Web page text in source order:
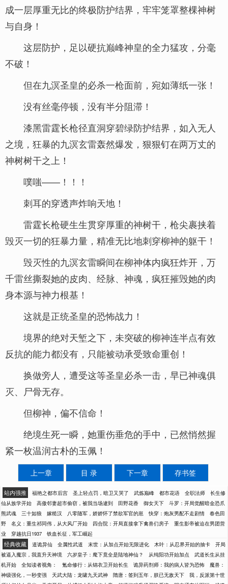
成一层厚重无比的终极防护结界，牢牢笼罩整棵神树
与自身！
这层防护，足以硬抗巅峰神皇的全力猛攻，分毫
不破！
但在九溟圣皇的必杀一枪面前，宛如薄纸一张！
没有丝毫停顿，没有半分阻滞！
漆黑雷霆长枪径直洞穿碧绿防护结界，如入无人
之境，狂暴的九溟玄雷轰然爆发，狠狠钉在两万丈的
神树树干之上！
噗嗤——！！！
刺耳的穿透声炸响天地！
雷霆长枪硬生生贯穿厚重的神树干，枪尖裹挟着
毁灭一切的狂暴力量，精准无比地刺穿柳神的躯干！
毁灭性的九溟玄雷瞬间在柳神体内疯狂炸开，万
千雷丝撕裂她的皮肉、经脉、神魂，疯狂摧毁她的肉
身本源与神力根基！
这就是正统圣皇的恐怖战力！
境界的绝对天堑之下，未突破的柳神连半点有效
反抗的能力都没有，只能被动承受致命重创！
换做旁人，遭受这等圣皇必杀一击，早已神魂俱
灭、尸骨无存。
但柳神，偏不信命！
绝境生死一瞬，她重伤垂危的手中，已然悄然握
紧一枚温润古朴的玉佩！
上一章 目 录 下一章 存书签
站内强推 福艳之都市后宫 圣上轻点罚，暗卫又哭了 武炼巅峰 都市花语 全职法师
长生修
仙从族学开始
高傲邻妻超市偷窃，被我当场逮到 田野花香 御女天下
斗罗：开局觉醒暗金恐爪
熊武魂
三十如狼 嫁糙汉 八零随军，娇娇怀了禁欲军官的崽 快穿：炮灰男配不走剧情
春色田
野
名义：重生祁同伟，从大风厂开始 四合院：开局直接拿下禽兽们房子
重生影帝被迫在男团营
业
穿越抗日1937 铁血长征，军工崛起
经典收藏 道诡异仙 全属性武道 末世：从加点开始无限进化 木叶：从忍界开始的抽卡
开局
被逼入魔宗，我直升天神境
六岁皇子：麾下竟全是陆地神仙？ 从纯阳功开始加点
武道长生从挂
机开始
全知读者视角： 氪命修行：从锦衣卫开始长生 诡异药剂师：我的病人皆为恐怖
魔兽：
神级强化，一秒变强
天武大陆：龙啸九天武神 隋唐：签到五年，朕已无敌天下
我，反派第十世